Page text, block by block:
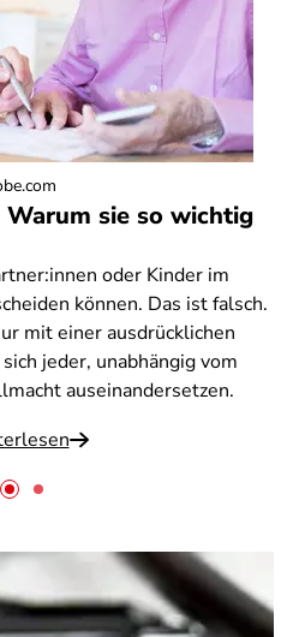
sie so wichtig
oder Kinder im
können. Das ist falsch.
mit einer ausdrücklichen
jeder, unabhängig vom
auseinandersetzen.